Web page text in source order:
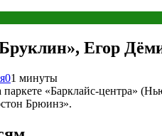
Егор
01 минуты
паркете «Барклайс-центра»
Брюинз».